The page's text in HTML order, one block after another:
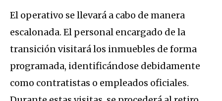
El operativo se llevará a cabo de manera
escalonada. El personal encargado de la
transición visitará los inmuebles de forma
programada, identificándose debidamente
como contratistas o empleados oficiales.